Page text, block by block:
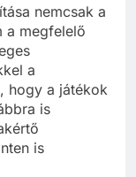
nemcsak a
a megfelelő
a
hogy a játékok
is
is